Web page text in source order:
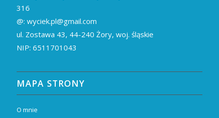
316
@: wyciek.pl@gmail.com
ul. Zostawa 43, 44-240 Żory, woj. śląskie
NIP: 6511701043
MAPA STRONY
O mnie